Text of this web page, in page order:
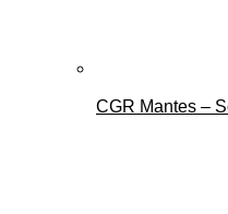
CGR Mantes –